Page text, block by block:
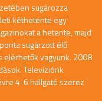
sugározza
kéthetente egy
a hetente, majd
sugárzott élő
elérhetők vagyunk. 2008
Televíziónk
4-6 hallgató szerez